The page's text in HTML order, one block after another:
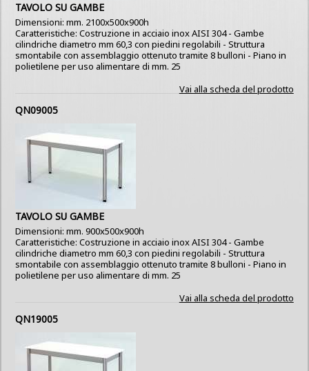
TAVOLO SU GAMBE
Dimensioni: mm. 2100x500x900h
Caratteristiche: Costruzione in acciaio inox AISI 304 - Gambe
cilindriche diametro mm 60,3 con piedini regolabili - Struttura
smontabile con assemblaggio ottenuto tramite 8 bulloni - Piano in
polietilene per uso alimentare di mm. 25
Vai alla scheda del prodotto
QN09005
TAVOLO SU GAMBE
Dimensioni: mm. 900x500x900h
Caratteristiche: Costruzione in acciaio inox AISI 304 - Gambe
cilindriche diametro mm 60,3 con piedini regolabili - Struttura
smontabile con assemblaggio ottenuto tramite 8 bulloni - Piano in
polietilene per uso alimentare di mm. 25
Vai alla scheda del prodotto
QN19005